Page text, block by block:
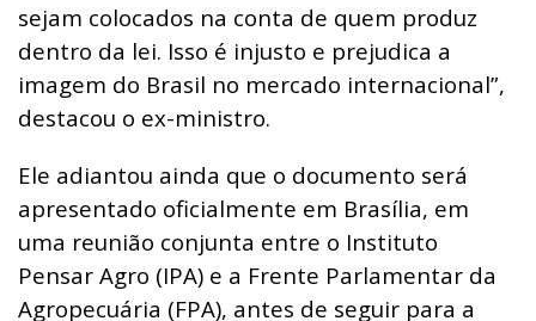
sejam colocados na conta de quem produz
dentro da lei. Isso é injusto e prejudica a
imagem do Brasil no mercado internacional”,
destacou o ex-ministro.
Ele adiantou ainda que o documento será
apresentado oficialmente em Brasília, em
uma reunião conjunta entre o Instituto
Pensar Agro (IPA) e a Frente Parlamentar da
Agropecuária (FPA), antes de seguir para a